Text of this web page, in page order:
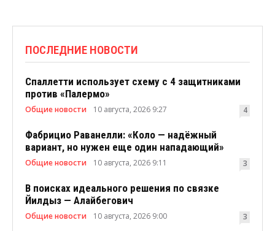
ПОСЛЕДНИЕ НОВОСТИ
Спаллетти использует схему с 4 защитниками
против «Палермо»
Общие новости 10 августа, 2026 9:27 4
Фабрицио Раванелли: «Коло — надёжный
вариант, но нужен еще один нападающий»
Общие новости 10 августа, 2026 9:11 3
В поисках идеального решения по связке
Йилдыз — Алайбегович
Общие новости 10 августа, 2026 9:00 3